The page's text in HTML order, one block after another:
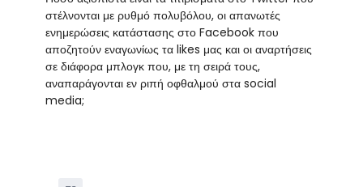
στέλνονται με ρυθμό πολυβόλου, οι απανωτές
ενημερώσεις κατάστασης στο Facebook που
αποζητούν εναγωνίως τα likes μας και οι αναρτήσεις
σε διάφορα μπλογκ που, με τη σειρά τους,
αναπαράγονται εν ριπή οφθαλμού στα social
media;